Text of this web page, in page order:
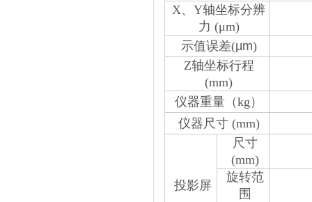
X、 Y轴坐标分辨
力 (μm)
示值误差(μm)
Z轴坐标行程
(mm)
仪器重量（kg ）
仪器尺寸(mm)
投影屏
尺寸
(mm)
旋转范
围